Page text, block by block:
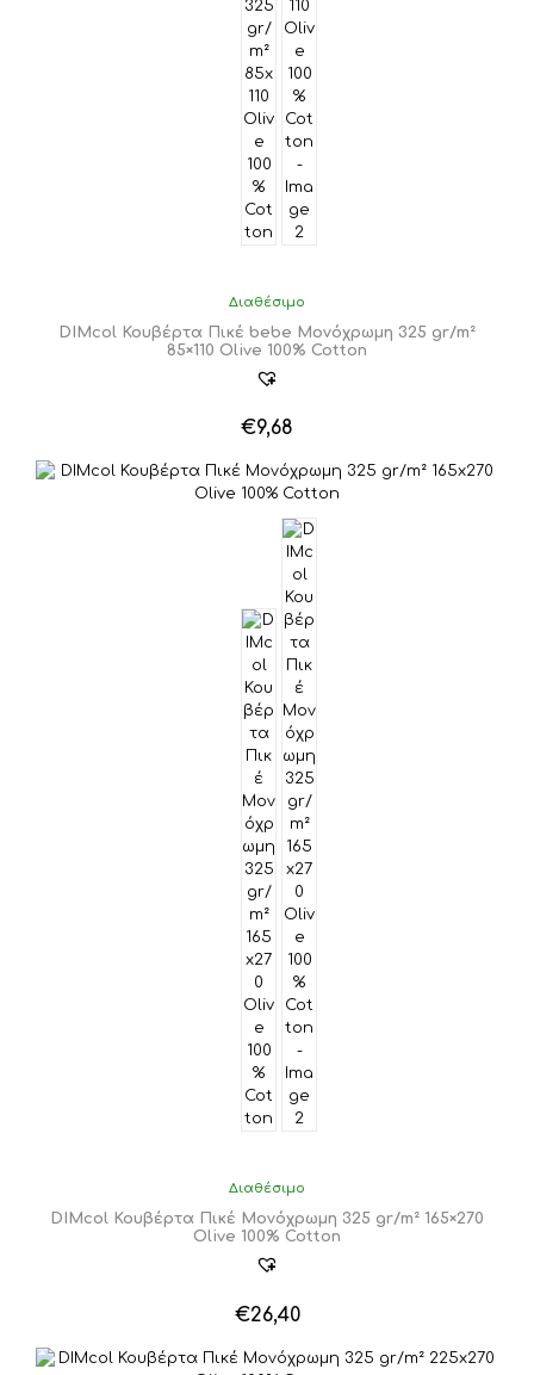
Διαθέσιμο
DIMcol Κουβέρτα Πικέ bebe Μονόχρωμη 325 gr/m²
85×110 Olive 100% Cotton
€9,68
Διαθέσιμο
DIMcol Κουβέρτα Πικέ Μονόχρωμη 325 gr/m² 165×270
Olive 100% Cotton
€26,40